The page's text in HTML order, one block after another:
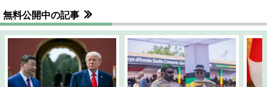
無料公開中の記事